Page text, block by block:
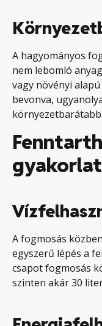
A hagyományos
nem lebomló
vagy növényi
bevonva,
A fogmosás
egyszerű lépés a
csapot fogmosás
szinten akár 30